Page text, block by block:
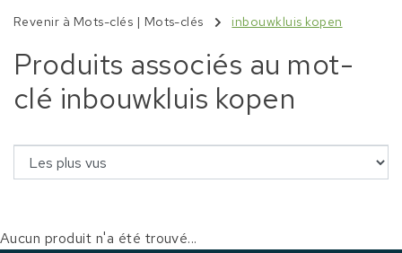
Revenir à Mots-clés | Mots-clés inbouwkluis kopen
Produits associés au mot-
clé inbouwkluis kopen
Aucun produit n'a été trouvé...